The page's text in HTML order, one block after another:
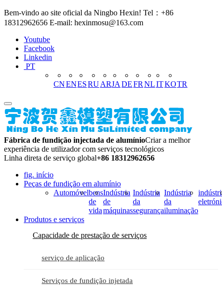
Bem-vindo ao site oficial da Ningbo Hexin! Tel：+86
18312962656 E-mail: hexinmosu@163.com
Youtube
Facebook
Linkedin
PT
CNENESRUARJA DEFR NLITKOTR
Fábrica de fundição injectada de alumínioCriar a melhor
experiência de utilizador com serviços tecnológicos
Linha direta de serviço global+86 18312962656
fig. início
Peças de fundição em alumínio
Automóvelbens
de
vida
Indústria
de
máquinas
Indústria
da
segurança
Indústria
da
iluminação
Produtos e serviços
Capacidade de prestação de serviços
serviço de aplicação
Serviços de fundição injetada